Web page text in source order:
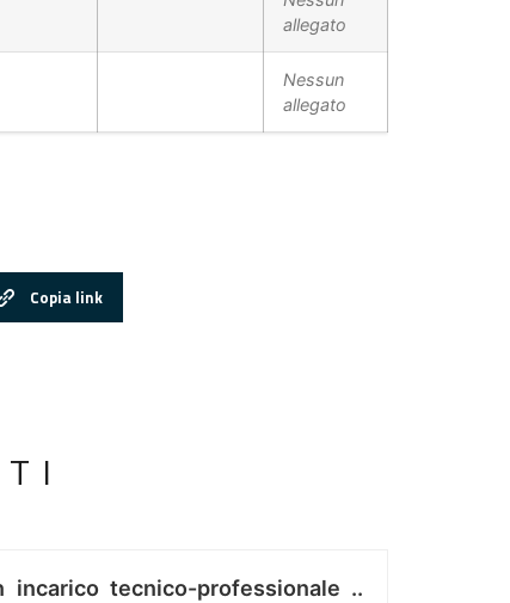
allegato
Nessun
allegato
Copia link
incarico tecnico-professionale ..